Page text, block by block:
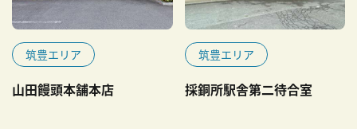
筑豊エリア
山田饅頭本舗本店
筑豊エリア
採銅所駅舎第二待合室